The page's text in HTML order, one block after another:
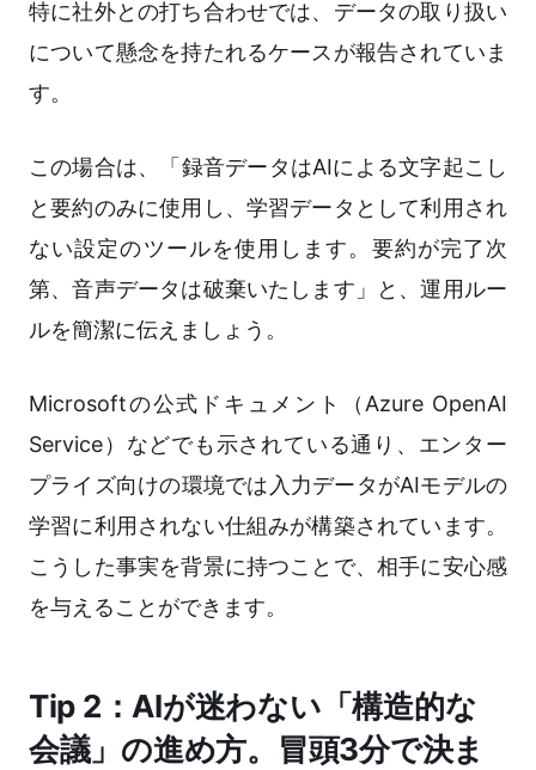
特に社外との打ち合わせでは、データの取り扱い
について懸念を持たれるケースが報告されていま
す。
この場合は、「録音データはAIによる文字起こし
と要約のみに使用し、学習データとして利用され
ない設定のツールを使用します。要約が完了次
第、音声データは破棄いたします」と、運用ルー
ルを簡潔に伝えましょう。
Microsoftの公式ドキュメント（Azure OpenAI
Service）などでも示されている通り、エンター
プライズ向けの環境では入力データがAIモデルの
学習に利用されない仕組みが構築されています。
こうした事実を背景に持つことで、相手に安心感
を与えることができます。
Tip 2：AIが迷わない「構造的な
会議」の進め方。冒頭3分で決ま